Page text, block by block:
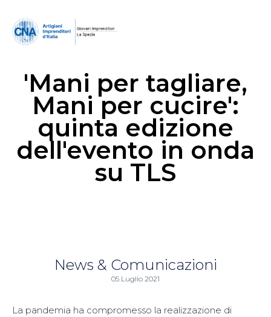
'Mani per tagliare,
Mani per cucire':
quinta edizione
dell'evento in onda
su TLS
News & Comunicazioni
05 Luglio 2021
La pandemia ha compromesso la realizzazione di